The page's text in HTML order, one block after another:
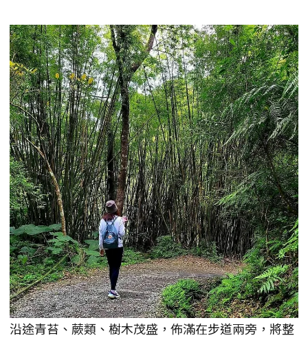
沿途青苔、蕨類、樹木茂盛，佈滿在步道兩旁，將整